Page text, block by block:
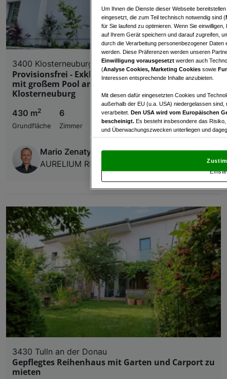
3400 Klosterneuburg
Provisionsfrei - Exklusives neues Einfamilienhaus
mit großem Pool am Kahlenberg in
Klosterneuburg
430 m2
Grundfläche
6
Zimmer
€ 4.990,01
Bruttomiete
Mario Zenaty
AURELIUM REAL ESTATE GmbH
3430 Tulln an der Donau
Gepflegtes Reihenhaus mit Garten und Carport zu
mieten
Um Ihnen die Dienste dieser Webseite
eingesetzt, die zum Teil technisch notwendig sind (
für Sie laufend zu optimieren. Wenn Sie
auf Ihrem Gerät speichern und darauf zugreifen,
durch die Verarbeitung personenbezogener
werden. Diese Präferenzen werden unseren
Einwilligung vorausgesetzt werden auch
(Analyse Cookies, Marketing Cookies sowie
Interessen entsprechende Inhalte anzubieten.
Mit diesen dafür eingesetzten Cookies und
außerhalb der EU (u.a. USA) niedergelassen
verarbeitet. Den USA wird vom Europäischen
bescheinigt. Es besteht insbesondere das
und Überwachungszwecken unterliegen und
und Widerspruch gegen die Verarbeitung auf der
„Cookie Einstellungen“, die sich auf jeder Seite
Verwendung genauer Standortdaten.
Zugriff auf Informationen auf einem Endgerät.
und der Performance von Inhalten,
Liste der Partner (Lieferanten)